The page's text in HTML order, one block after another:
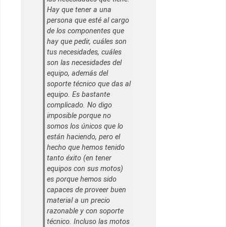
Hay que tener a una
persona que esté al cargo
de los componentes que
hay que pedir, cuáles son
tus necesidades, cuáles
son las necesidades del
equipo, además del
soporte técnico que das al
equipo. Es bastante
complicado. No digo
imposible porque no
somos los únicos que lo
están haciendo, pero el
hecho que hemos tenido
tanto éxito (en tener
equipos con sus motos)
es porque hemos sido
capaces de proveer buen
material a un precio
razonable y con soporte
técnico. Incluso las motos